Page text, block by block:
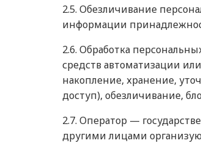
2.5. Обезличивание
информации
2.6. Обработка
средств автоматизации
накопление, хранение,
доступ), обезличивание,
2.7. Оператор —
другими лицами